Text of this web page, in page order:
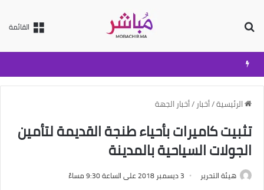
القائمة
الرئيسية/أخبار /أخبار الجهة
تثبيت كاميرات بأحياء طنجة القديمة لتأمين
الجولات السياحية بالمدينة
هيئة التحرير 3 ديسمبر 2018 على الساعة 9:30 مساءً